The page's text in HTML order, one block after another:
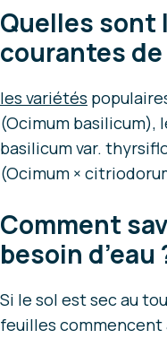
Quelles sont
courantes
les variétés
(Ocimum basilicum),
basilicum var.
(Ocimum ×
Comment
besoin d’eau
Si le sol est sec au
feuilles commencent